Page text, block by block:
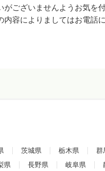
ございませんようお気を
容によりましてはお電話
茨城県 栃木県 群
県 長野県 岐阜県